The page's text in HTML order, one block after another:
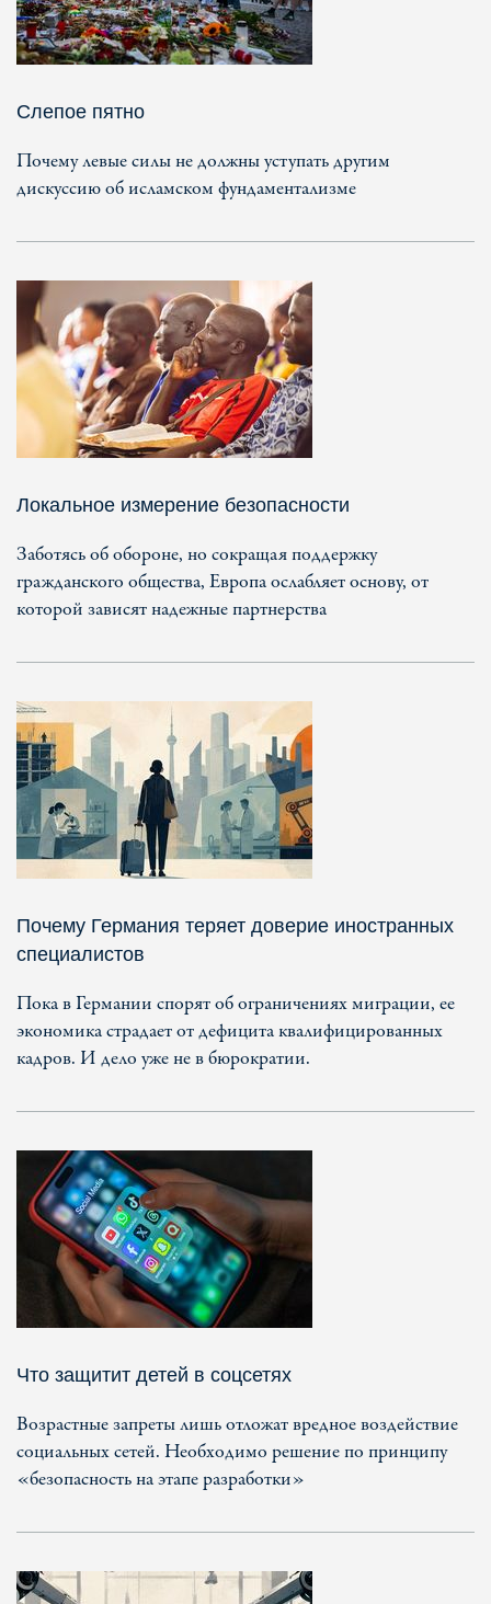
Слепое пятно
Почему левые силы не должны уступать другим
дискуссию об исламском фундаментализме
Локальное измерение безопасности
Заботясь об обороне, но сокращая поддержку
гражданского общества, Европа ослабляет основу, от
которой зависят надежные партнерства
Почему Германия теряет доверие иностранных
специалистов
Пока в Германии спорят об ограничениях миграции, ее
экономика страдает от дефицита квалифицированных
кадров. И дело уже не в бюрократии.
Что защитит детей в соцсетях
Возрастные запреты лишь отложат вредное воздействие
социальных сетей. Необходимо решение по принципу
«безопасность на этапе разработки»